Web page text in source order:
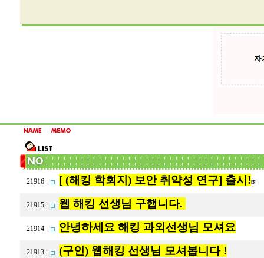
21916 [ (해킹 학회지) 보안 취약성 연구] 출시! [5]
21915 웹 해킹 선생님 구햅니다.
21914 안녕하세요 해킹 과외선생님 모셔요
21913 (구인) 웹해킹 선생님 모셔봅니다 !